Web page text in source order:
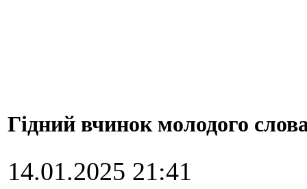
Гідний вчинок молодого
14.01.2025 21:41